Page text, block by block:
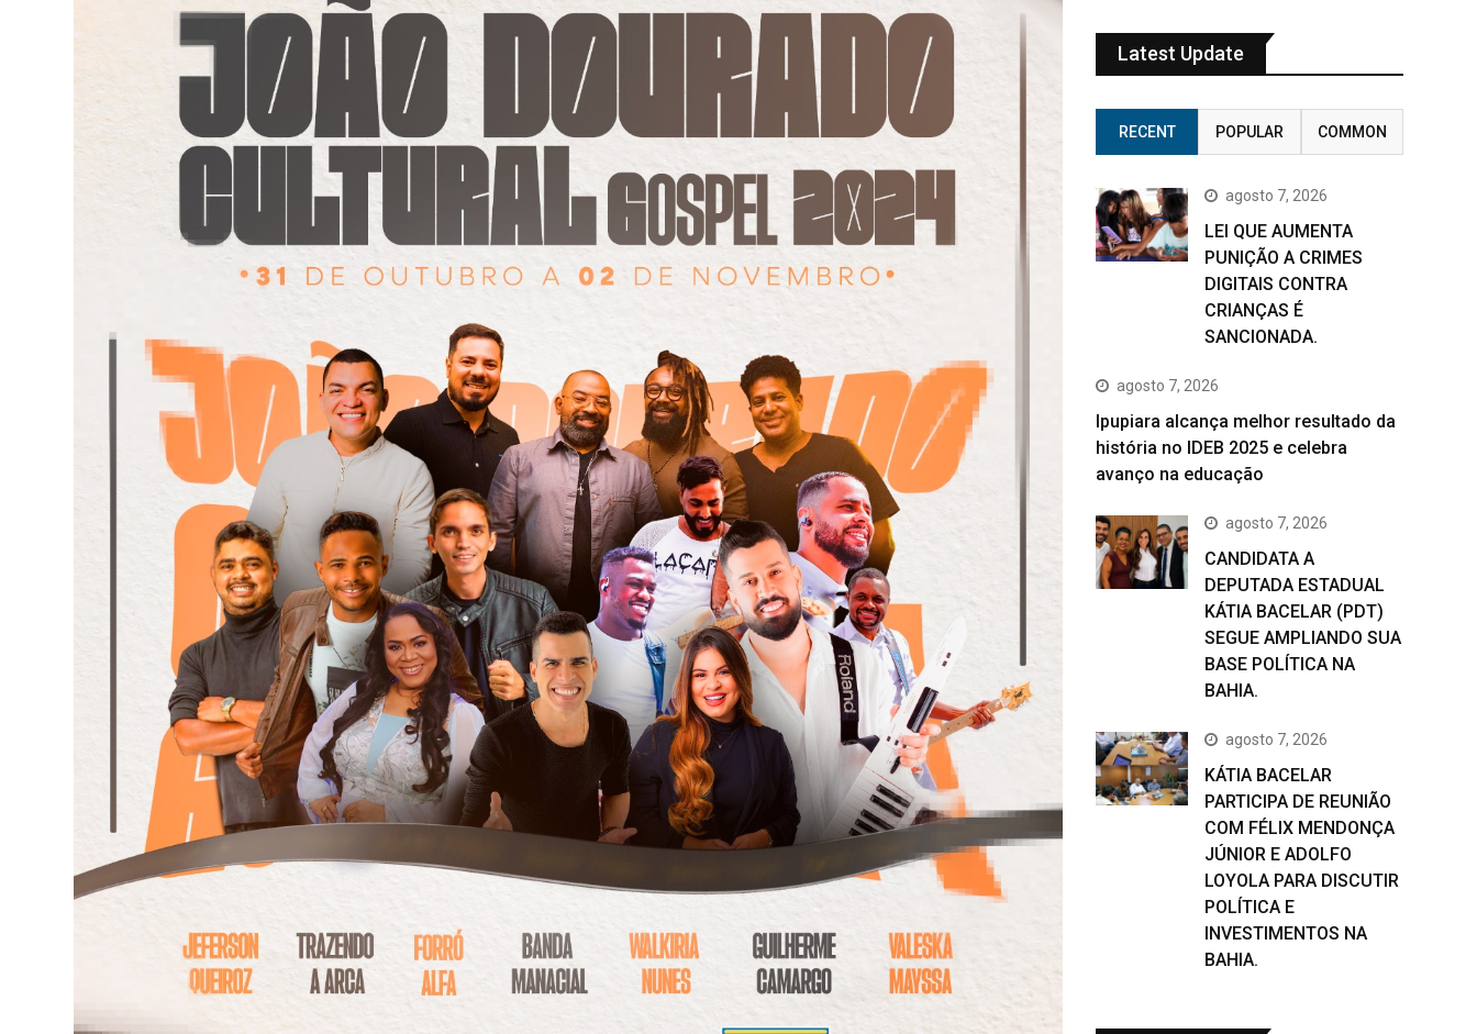
Latest Update
RECENT POPULAR COMMON
agosto 7, 2026
LEI QUE AUMENTA
PUNIÇÃO A CRIMES
DIGITAIS CONTRA
CRIANÇAS É
SANCIONADA.
agosto 7, 2026
Ipupiara alcança melhor resultado da
história no IDEB 2025 e celebra
avanço na educação
agosto 7, 2026
CANDIDATA A
DEPUTADA ESTADUAL
KÁTIA BACELAR (PDT)
SEGUE AMPLIANDO SUA
BASE POLÍTICA NA
BAHIA.
agosto 7, 2026
KÁTIA BACELAR
PARTICIPA DE REUNIÃO
COM FÉLIX MENDONÇA
JÚNIOR E ADOLFO
LOYOLA PARA DISCUTIR
POLÍTICA E
INVESTIMENTOS NA
BAHIA.